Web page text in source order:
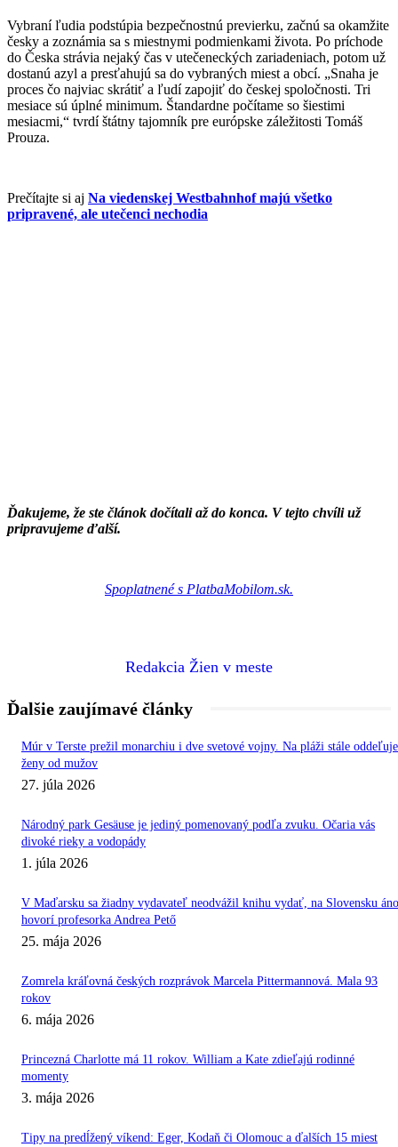
Vybraní ľudia podstúpia bezpečnostnú previerku, začnú sa okamžite
česky a zoznámia sa s miestnymi podmienkami života. Po príchode
do Česka strávia nejaký čas v utečeneckých zariadeniach, potom už
dostanú azyl a presťahujú sa do vybraných miest a obcí. „Snaha je
proces čo najviac skrátiť a ľudí zapojiť do českej spoločnosti. Tri
mesiace sú úplné minimum. Štandardne počítame so šiestimi
mesiacmi,“ tvrdí štátny tajomník pre európske záležitosti Tomáš
Prouza.
Prečítajte si aj Na viedenskej Westbahnhof majú všetko
pripravené, ale utečenci nechodia
Ďakujeme, že ste článok dočítali až do konca. V tejto chvíli už
pripravujeme ďalší.
Spoplatnené s PlatbaMobilom.sk.
Redakcia Žien v meste
Ďalšie zaujímavé články
Múr v Terste prežil monarchiu i dve svetové vojny. Na pláži stále oddeľuje
ženy od mužov
27. júla 2026
Národný park Gesäuse je jediný pomenovaný podľa zvuku. Očaria vás
divoké rieky a vodopády
1. júla 2026
V Maďarsku sa žiadny vydavateľ neodvážil knihu vydať, na Slovensku
hovorí profesorka Andrea Pető
25. mája 2026
Zomrela kráľovná českých rozprávok Marcela Pittermannová. Mala 93
rokov
6. mája 2026
Princezná Charlotte má 11 rokov. William a Kate zdieľajú rodinné
momenty
3. mája 2026
Tipy na predĺžený víkend: Eger, Kodaň či Olomouc a ďalších 15 miest